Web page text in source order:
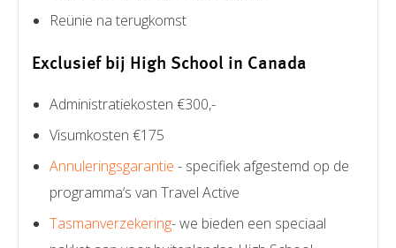
Reünie na terugkomst
Exclusief bij High School in Canada
Administratiekosten €300,-
Visumkosten €175
Annuleringsgarantie - specifiek afgestemd op de
programma’s van Travel Active
Tasmanverzekering- we bieden een speciaal